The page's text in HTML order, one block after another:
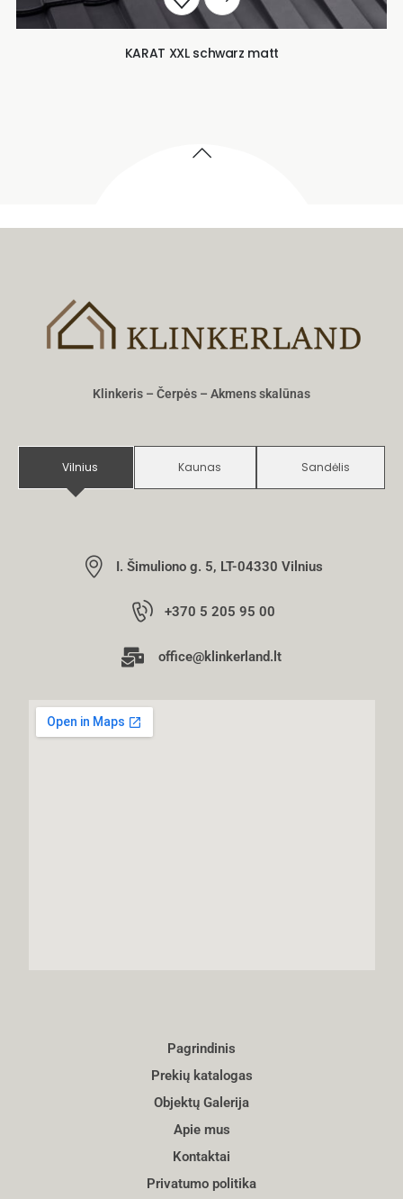
KARAT XXL schwarz matt
Klinkeris – Čerpės – Akmens skalūnas
Vilnius Kaunas Sandėlis
I. Šimuliono g. 5, LT-04330 Vilnius
+370 5 205 95 00
office@klinkerland.lt
Pagrindinis
Prekių katalogas
Objektų Galerija
Apie mus
Kontaktai
Privatumo politika